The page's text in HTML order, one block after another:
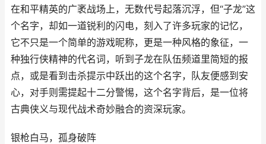
在和平精英的广袤战场上，无数代号起落沉浮，但“子龙”这
个名字，却如一道锐利的闪电，刻入了许多玩家的记忆，
它不只是一个简单的游戏昵称，更是一种风格的象征，一
种独行侠精神的代名词，听到子龙在队伍频道里简短的报
点，或是看到击杀提示中跃出的这个名字，队友便感到安
心，对手则需提起十二分警惕，这个名字背后，是一位将
古典侠义与现代战术奇妙融合的资深玩家。
银枪白马，孤身破阵